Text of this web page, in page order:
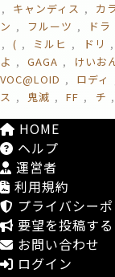
キャンディス
カ
ン
フルーツ ドラ
(
ミルヒ ドリ
よ
GAGA けいお
VOC@LOID
ロディ
ス
鬼滅 FF チ
HOME
ヘルプ
運営者
利用規約
プライバシー
要望を投稿する
お問い合わせ
ログイン